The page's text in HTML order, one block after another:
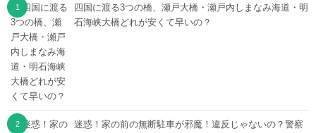
四国に渡る3つの橋、瀬戸大橋・瀬戸内しまなみ海道・明
石海峡大橋どれが安くて早いの？
迷惑！家の前の無断駐車が邪魔！違反じゃないの？警察